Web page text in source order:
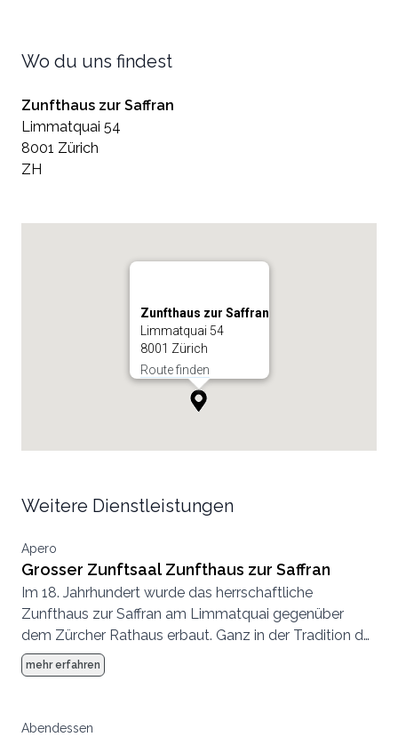
Wo du uns findest
Zunfthaus zur Saffran
Limmatquai 54
8001 Zürich
ZH
Zunfthaus zur Saffran
Limmatquai 54
8001 Zürich
Route finden
Weitere Dienstleistungen
Apero
Grosser Zunftsaal Zunfthaus zur Saffran
Im 18. Jahrhundert wurde das herrschaftliche
Zunfthaus zur Saffran am Limmatquai gegenüber
dem Zürcher Rathaus erbaut. Ganz in der Tradition der
Zünfte wurde bei der Ausstattung des Hauses an
nichts gespart, die Eventlocation mitten in Zürich
Rahmen für traumhafte Hochzeiten.
mehr erfahren
Abendessen